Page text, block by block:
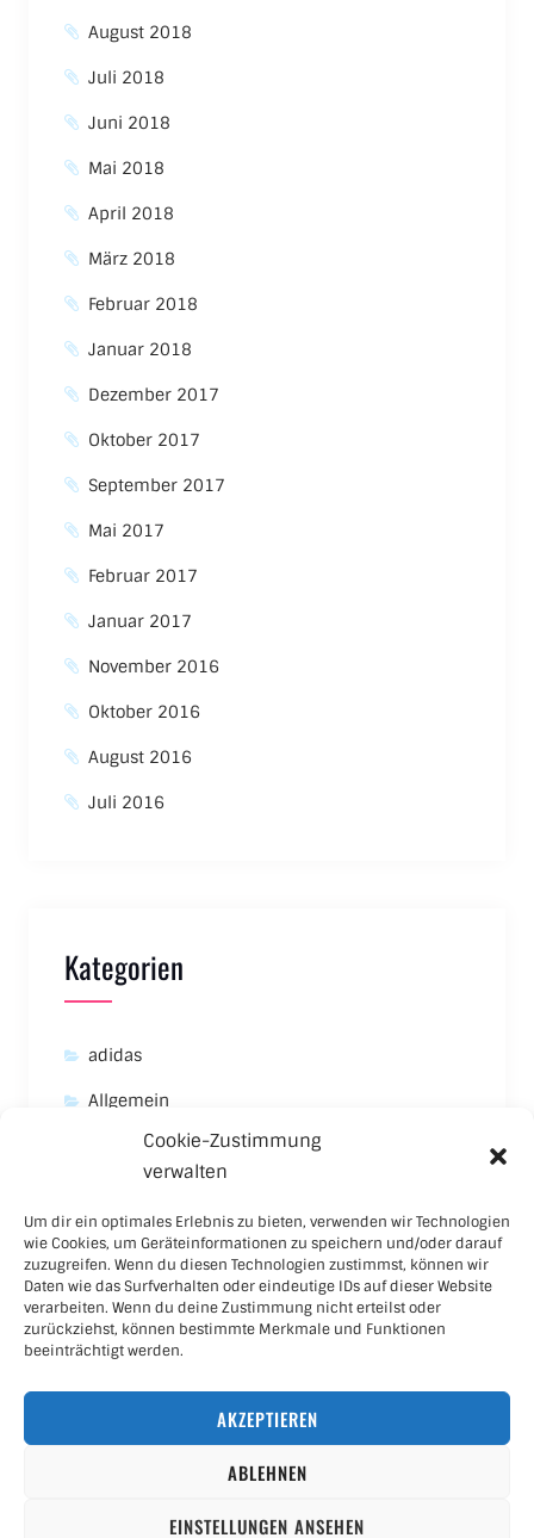
Cookie-Zustimmung
verwalten
Um dir ein optimales Erlebnis zu bieten, verwenden wir Technologien
wie Cookies, um Geräteinformationen zu speichern und/oder darauf
zuzugreifen. Wenn du diesen Technologien zustimmst, können wir
Daten wie das Surfverhalten oder eindeutige IDs auf dieser Website
verarbeiten. Wenn du deine Zustimmung nicht erteilst oder
zurückziehst, können bestimmte Merkmale und Funktionen
beeinträchtigt werden.
AKZEPTIEREN
ABLEHNEN
EINSTELLUNGEN ANSEHEN
August 2018
Juli 2018
Juni 2018
Mai 2018
April 2018
März 2018
Februar 2018
Januar 2018
Dezember 2017
Oktober 2017
September 2017
Mai 2017
Februar 2017
Januar 2017
November 2016
Oktober 2016
August 2016
Juli 2016
Kategorien
adidas
Allgemein
New Balance
Nike
Puma